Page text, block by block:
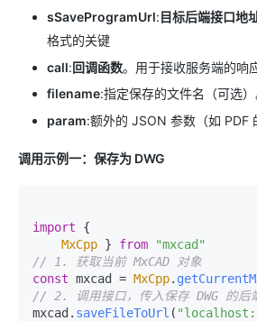
sSaveProgramUrl:目标后端接口地
格式的关键
call:回调函数。用于接收服务端的响应
filename:指定保存的文件名（可选）
param:额外的 JSON 参数（如 PDF
调用示例一：保存为 DWG
import {
MxCpp } from
"mxcad"
// 1. 获取当前 MxCAD 对象
const mxcad = MxCpp.
// 2. 调用接口，传入保存 DWG 的后
mxcad. saveFileToUrl (